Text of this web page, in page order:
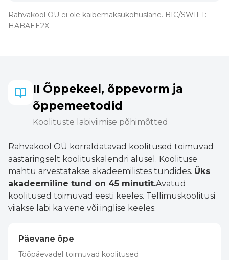
Rahvakool OÜ ei ole käibemaksukohuslane. BIC/SWIFT:
HABAEE2X
II Õppekeel, õppevorm ja
õppemeetodid
Koolituste läbiviimise põhimõtted
Rahvakool OÜ korraldatavad koolitused toimuvad
aastaringselt koolituskalendri alusel. Koolituse
mahtu arvestatakse akadeemilistes tundides. Üks
akadeemiline tund on 45 minutit.Avatud
koolitused toimuvad eesti keeles. Tellimuskoolitusi
viiakse läbi ka vene või inglise keeles.
Päevane õpe
Tööpäevadel toimuvad koolitused